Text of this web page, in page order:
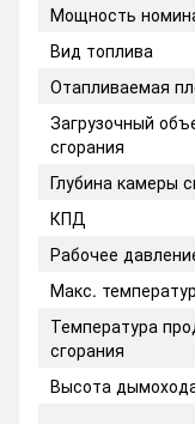
Мощность
Вид топлива
Отапливаемая
Загрузочный
сгорания
Глубина камеры
КПД
Рабочее
Макс.
Температура
сгорания
Высота